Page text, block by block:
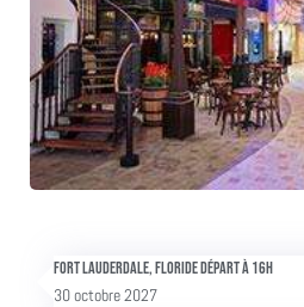
Fort Lauderdale, Floride Départ à 16h
30 octobre 2027